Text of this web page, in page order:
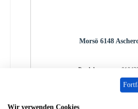
Morsö 6148
Produktnummer:
Regulärer
258,09 €
Sofort verfügbar,
Wir verwenden Cookies